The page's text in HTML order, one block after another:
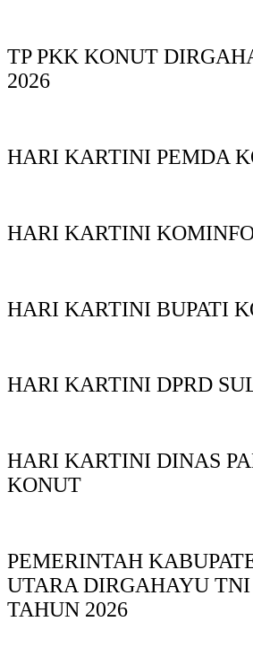
TP PKK KONUT
2026
HARI KARTINI PEMDA
HARI KARTINI
HARI KARTINI BUPATI
HARI KARTINI DPRD
HARI KARTINI DINAS
KONUT
PEMERINTAH
UTARA DIRGAHAYU
TAHUN 2026